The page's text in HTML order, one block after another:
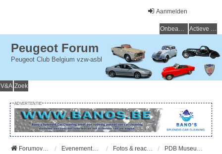
Aanmelden
Onbeantwoorde onderwerpen Actieve onderwerpen
Peugeot Forum
Peugeot Club Belgium vzw-asbl
V&A Zoek
ADVERTENTIE
Forumoverzicht Evenementen - Evenements Fotos & reacties - Photos et Commentaires PDB Museumbezoek